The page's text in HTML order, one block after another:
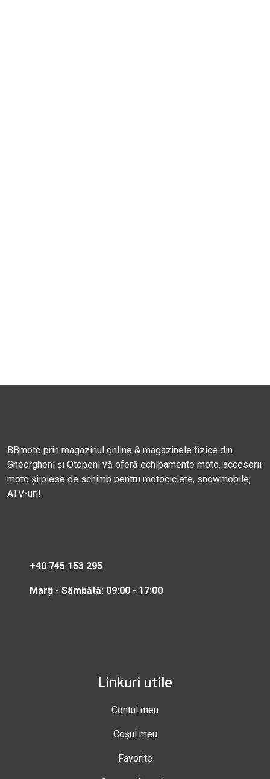
BBmoto prin magazinul online & magazinele fizice din
Gheorgheni și Otopeni vă oferă echipamente moto, accesorii
moto și piese de schimb pentru motociclete, snowmobile,
ATV-uri!
+40 745 153 295
Marți - Sâmbătă: 09:00 - 17:00
Linkuri utile
Contul meu
Coșul meu
Favorite